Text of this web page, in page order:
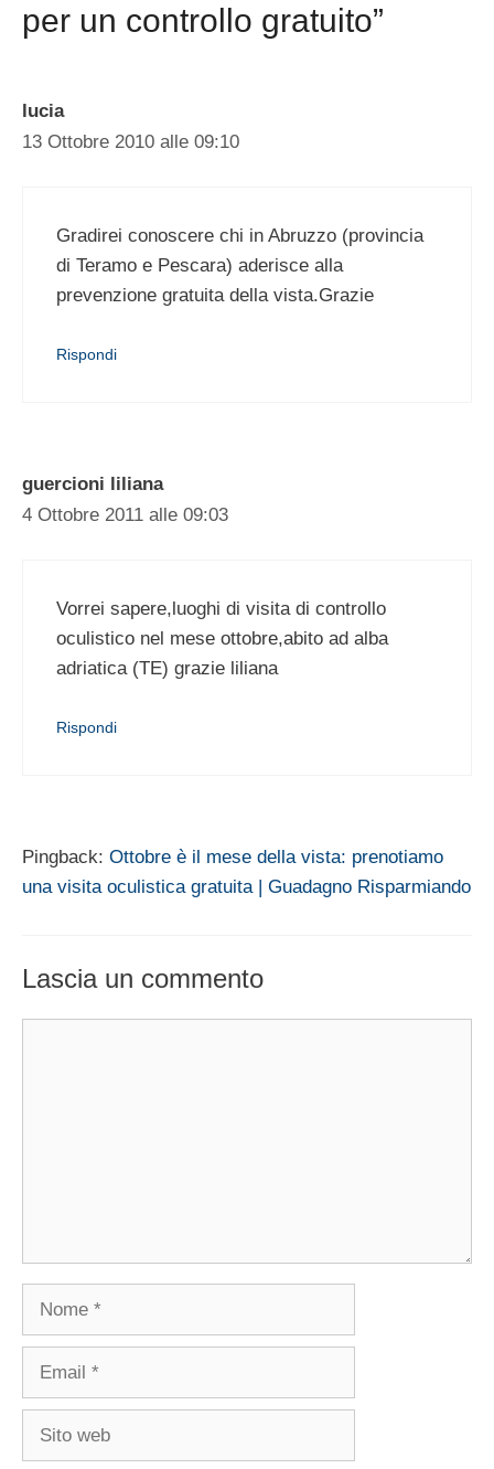
per un controllo gratuito”
lucia
13 Ottobre 2010 alle 09:10
Gradirei conoscere chi in Abruzzo (provincia
di Teramo e Pescara) aderisce alla
prevenzione gratuita della vista.Grazie
Rispondi
guercioni liliana
4 Ottobre 2011 alle 09:03
Vorrei sapere,luoghi di visita di controllo
oculistico nel mese ottobre,abito ad alba
adriatica (TE) grazie liliana
Rispondi
Pingback: Ottobre è il mese della vista: prenotiamo
una visita oculistica gratuita | Guadagno Risparmiando
Lascia un commento
Nome
Email
Sito